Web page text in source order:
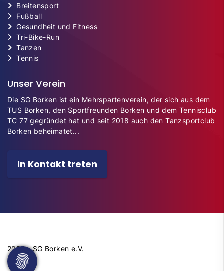
Breitensport
Fußball
Gesundheit und Fitness
Tri-Bike-Run
Tanzen
Tennis
Unser Verein
Die SG Borken ist ein Mehrspartenverein, der sich aus dem
TUS Borken, den Sportfreunden Borken und dem Tennisclub
TC 77 gegründet hat und seit 2018 auch den Tanzsportclub
Borken beheimatet...
In Kontakt treten
2026 - SG Borken e.V.